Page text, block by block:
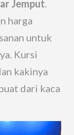
Jemput
harga
untuk
Kursi
kakinya
dari kaca